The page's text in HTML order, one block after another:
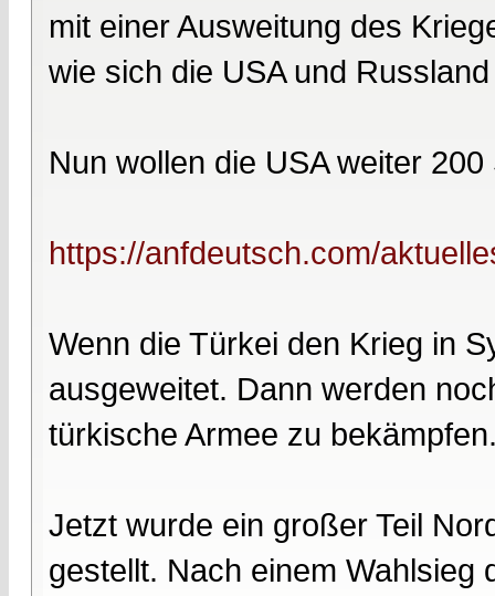
mit einer Ausweitung des
wie sich die USA und
Nun wollen die USA weiter
https://anfdeutsch.com/
Wenn die Türkei den Krieg in
ausgeweitet. Dann werden
türkische Armee zu
Jetzt wurde ein großer Teil
gestellt. Nach einem Wahlsieg